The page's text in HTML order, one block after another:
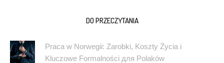
DO PRZECZYTANIA
Praca w Norwegii: Zarobki, Koszty Życia i
Kluczowe Formalności для Polaków